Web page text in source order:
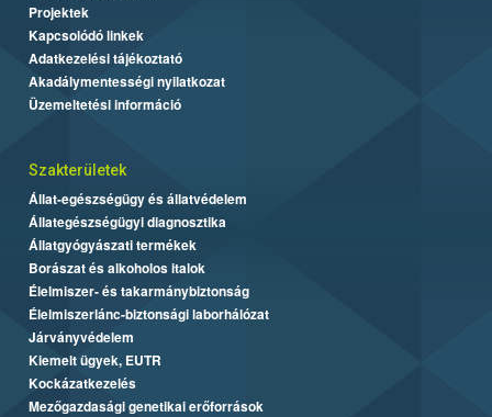
Projektek
Kapcsolódó linkek
Adatkezelési tájékoztató
Akadálymentességi nyilatkozat
Üzemeltetési információ
Szakterületek
Állat-egészségügy és állatvédelem
Állategészségügyi diagnosztika
Állatgyógyászati termékek
Borászat és alkoholos italok
Élelmiszer- és takarmánybiztonság
Élelmiszerlánc-biztonsági laborhálózat
Járványvédelem
Kiemelt ügyek, EUTR
Kockázatkezelés
Mezőgazdasági genetikai erőforrások